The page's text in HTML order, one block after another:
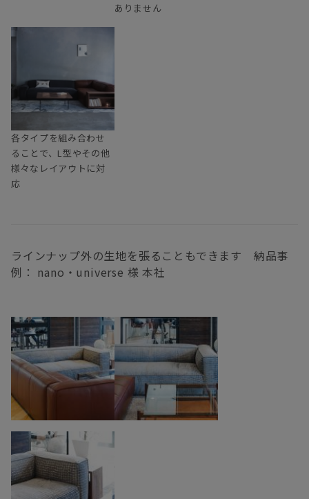
ありません
各タイプを組み合わせ
ることで、L型やその他
様々なレイアウトに対
応
ラインナップ外の生地を張ることもできます 納品事
例： nano・universe 様 本社